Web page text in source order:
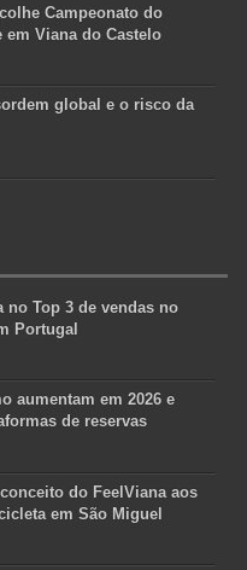
Campeonato do
em Viana do Castelo
global e o risco da
no Top 3 de vendas no
Portugal
aumentam em 2026 e
de reservas
do FeelViana aos
em São Miguel